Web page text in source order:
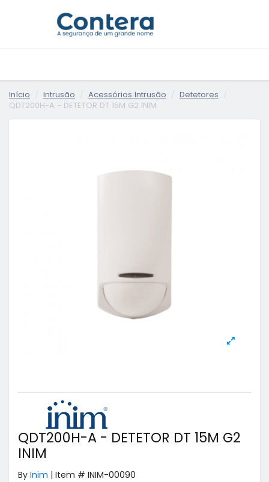
Início Intrusão Acessórios Intrusão
Detetores
QDT200H-A - DETETOR DT 15M G2 INIM
QDT200H-A - DETETOR DT 15M G2
INIM
By Inim | Item # INIM-00090